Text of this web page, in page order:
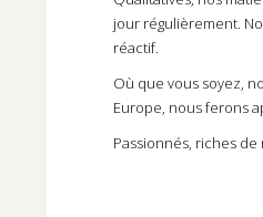
jour régulièrement.
réactif.
Où que vous soyez,
Europe, nous ferons
Passionnés, riches